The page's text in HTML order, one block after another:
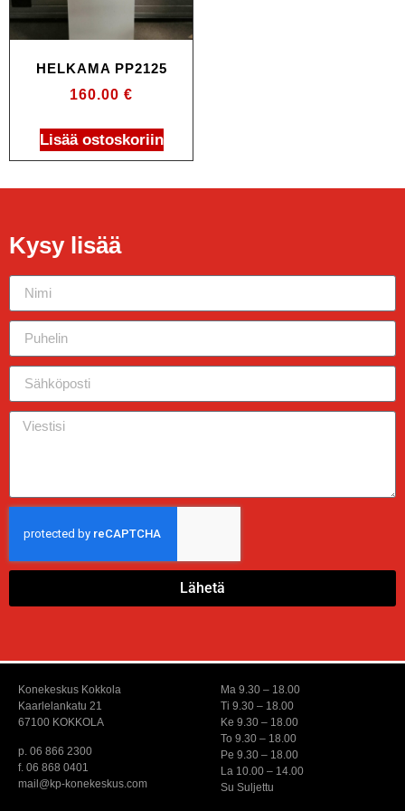
HELKAMA PP2125
160.00 €
Lisää ostoskoriin
Kysy lisää
Lähetä
Konekeskus Kokkola
Kaarlelankatu 21
67100 KOKKOLA
p. 06 866 2300
f. 06 868 0401
mail@kp-konekeskus.com
Ma 9.30 – 18.00
Ti 9.30 – 18.00
Ke 9.30 – 18.00
To 9.30 – 18.00
Pe 9.30 – 18.00
La 10.00 – 14.00
Su Suljettu